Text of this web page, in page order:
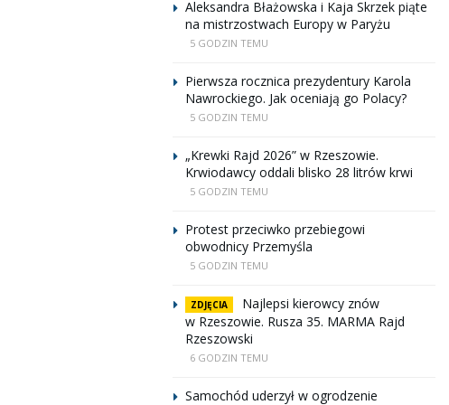
Aleksandra Błażowska i Kaja Skrzek piąte
na mistrzostwach Europy w Paryżu
5 GODZIN TEMU
Pierwsza rocznica prezydentury Karola
Nawrockiego. Jak oceniają go Polacy?
5 GODZIN TEMU
„Krewki Rajd 2026” w Rzeszowie.
Krwiodawcy oddali blisko 28 litrów krwi
5 GODZIN TEMU
Protest przeciwko przebiegowi
obwodnicy Przemyśla
5 GODZIN TEMU
ZDJĘCIA
Najlepsi kierowcy znów
w Rzeszowie. Rusza 35. MARMA Rajd
Rzeszowski
6 GODZIN TEMU
Samochód uderzył w ogrodzenie